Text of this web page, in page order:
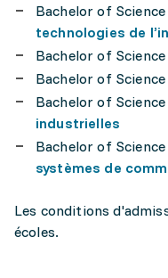
Bachelor of Science
technologies de
Bachelor of Science
Bachelor of Science
Bachelor of Science
industrielles
Bachelor of Science
systèmes de
Les conditions
écoles.